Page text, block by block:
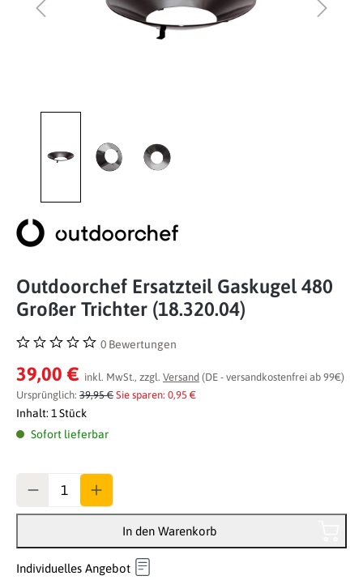
Outdoorchef Ersatzteil Gaskugel 480
Großer Trichter (18.320.04)
Durchschnittliche Bewertung von 0 von 5 Sternen
0 Bewertungen
39,00 € inkl. MwSt., zzgl. Versand (DE - versandkostenfrei ab 99€)
Ursprünglich: 39,95 € Sie sparen: 0,95 €
Inhalt: 1 Stück
Sofort lieferbar
In den Warenkorb
Individuelles Angebot